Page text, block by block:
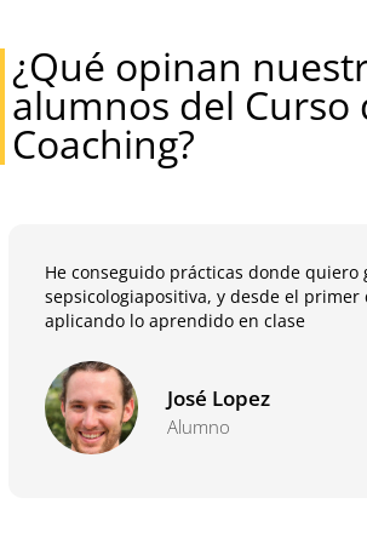
¿Qué opinan
alumnos del Curso
Coaching?
He conseguido prácticas donde quiero
sepsicologiapositiva, y desde el primer
aplicando lo aprendido en clase
José Lopez
Alumno